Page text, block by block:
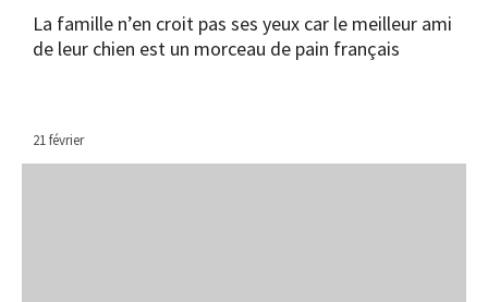
La famille n’en croit pas ses yeux car le meilleur ami
de leur chien est un morceau de pain français
21 février